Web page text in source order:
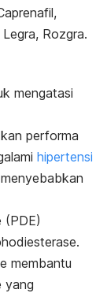
Rozgra.
mengatasi
performa
hipertensi
(PDE)
.
membantu
yang